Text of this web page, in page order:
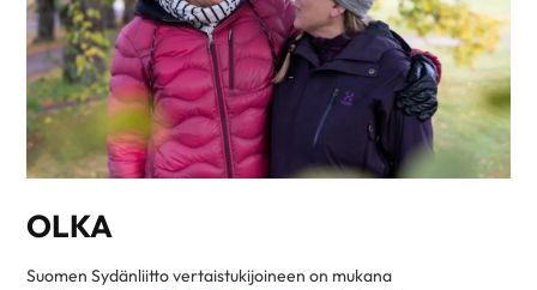
OLKA
Suomen Sydänliitto vertaistukijoineen on mukana